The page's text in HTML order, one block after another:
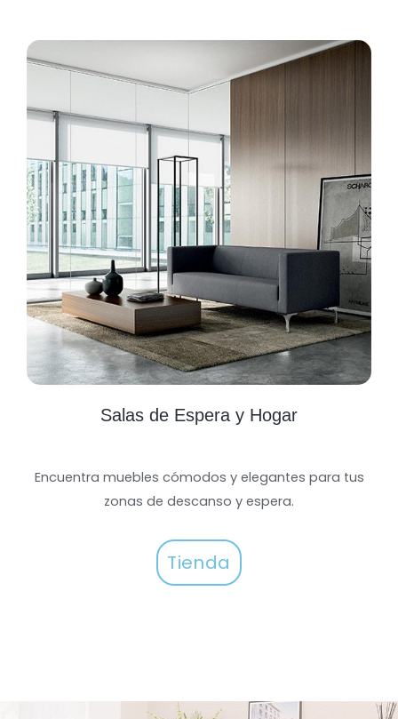
Salas de Espera y Hogar
Encuentra muebles cómodos y elegantes para tus
zonas de descanso y espera.
Tienda